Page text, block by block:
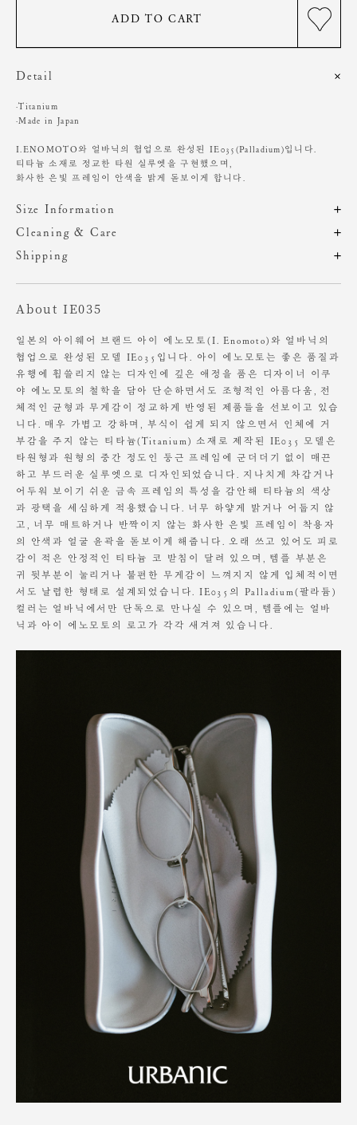
ADD TO CART
Detail
·Titanium
·Made in Japan
I.ENOMOTO와 얼바닉의 협업으로 완성된 IE035(Palladium)입니다.
티타늄 소재로 정교한 타원 실루엣을 구현했으며,
화사한 은빛 프레임이 안색을 밝게 돋보이게 합니다.
Size Information
제품의 일정 수량을 측정한 평균치수로 재는 방법과 위치에 따라 1~3cm
편차가 있을 수 있습니다. (치수단위 : cm)
OS 14
Cleaning & Care
'일본의 아이웨어 브랜드 I.ENOMOTO와 협업하여 제작된 안경으로
해당 제품은 A/S가 불가하오니, 구매 전 참고 부탁드립니다.
강한 충격이나 압력에 의해 형태가 변형될 수 있습니다.
주의해 주세요.
본품의 렌즈는 데모 렌즈(플라스틱)로 전문 안경원에서 교정 렌즈로 교체
하시어
사용하시길 권장 드립니다.
또한, 코 받침과 안경다리는 사용자의 얼굴 형태에 맞게 전문가의 조정을
받아 최적화된 착용감을 경험하시길 바랍니다.
액세서리 제품의 광택을 오래 유지하기 위해서는
착용하지 않을 때는 스크래치 방지를 위해 동봉된 케이스에 넣어
보관하는 것을 권해드립니다.
Shipping
About IE035
일본의 아이웨어 브랜드 아이 에노모토(I. Enomoto)와 얼바닉의
협업으로 완성된 모델 IE035입니다. 아이 에노모토는 좋은 품질과
유행에 휩쓸리지 않는 디자인에 깊은 애정을 품은 디자이너 이쿠
야 에노모토의 철학을 담아 단순하면서도 조형적인 아름다움, 전
체적인 균형과 무게감이 정교하게 반영된 제품들을 선보이고 있습
니다. 매우 가볍고 강하며, 부식이 쉽게 되지 않으면서 인체에 거
부감을 주지 않는 티타늄(Titanium) 소재로 제작된 IE035 모델은
타원형과 원형의 중간 정도인 둥근 프레임에 군더더기 없이 매끈
하고 부드러운 실루엣으로 디자인되었습니다. 지나치게 차갑거나
어두워 보이기 쉬운 금속 프레임의 특성을 감안해 티타늄의 색상
과 광택을 세심하게 적용했습니다. 너무 하얗게 밝거나 어둡지 않
고, 너무 매트하거나 반짝이지 않는 화사한 은빛 프레임이 착용자
의 안색과 얼굴 윤곽을 돋보이게 해줍니다. 오래 쓰고 있어도 피로
감이 적은 안정적인 티타늄 코 받침이 달려 있으며, 템플 부분은
귀 뒷부분이 눌리거나 불편한 무게감이 느껴지지 않게 입체적이면
서도 날렵한 형태로 설계되었습니다. IE035의 Palladium(팔라듐)
컬러는 얼바닉에서만 단독으로 만나실 수 있으며, 템플에는 얼바
닉과 아이 에노모토의 로고가 각각 새겨져 있습니다.